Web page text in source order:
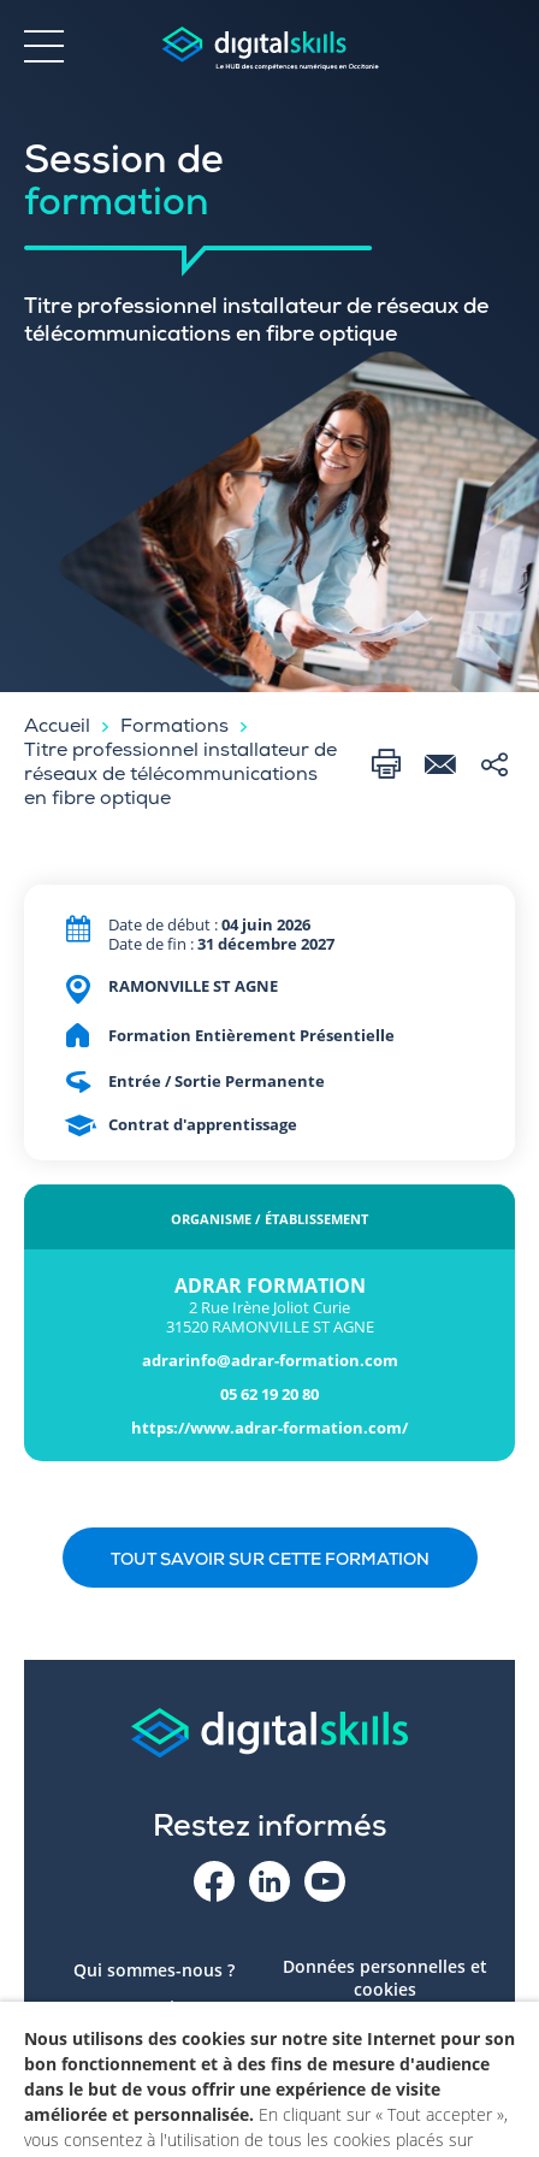
Accessibilité
Session de
formation
Titre professionnel installateur de réseaux de
télécommunications en fibre optique
Accueil
Formations
Titre professionnel installateur de
réseaux de télécommunications
en fibre optique
Date de début :04 juin 2026
Date de fin :31 décembre 2027
RAMONVILLE ST AGNE
Formation Entièrement Présentielle
Entrée / Sortie Permanente
Contrat d'apprentissage
ORGANISME / ÉTABLISSEMENT
ADRAR FORMATION
2 Rue Irène Joliot Curie
31520 RAMONVILLE ST AGNE
adrarinfo@adrar-formation.com
05 62 19 20 80
https://www.adrar-formation.com/
TOUT SAVOIR SUR CETTE FORMATION
Restez informés
Qui sommes-nous ?
Le projet
Contactez-nous
Mon compte
Données personnelles et
cookies
conforme
Mentions légales
Nous utilisons des cookies sur notre site Internet pour son
bon fonctionnement et à des fins de mesure d'audience
dans le but de vous offrir une expérience de visite
améliorée et personnalisée. En cliquant sur « Tout accepter »,
vous consentez à l'utilisation de tous les cookies placés sur